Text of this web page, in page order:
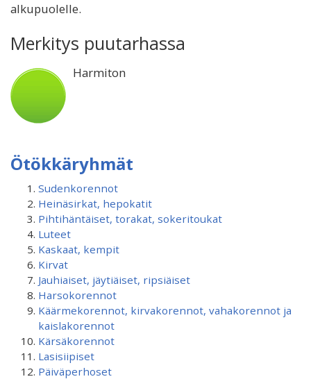
alkupuolelle.
Merkitys puutarhassa
Harmiton
Ötökkäryhmät
Sudenkorennot
Heinäsirkat, hepokatit
Pihtihäntäiset, torakat, sokeritoukat
Luteet
Kaskaat, kempit
Kirvat
Jauhiaiset, jäytiäiset, ripsiäiset
Harsokorennot
Käärmekorennot, kirvakorennot, vahakorennot ja
kaislakorennot
Kärsäkorennot
Lasisiipiset
Päiväperhoset